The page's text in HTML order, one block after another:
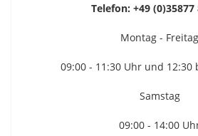
Telefon: +49 (0)35877
Montag - Freitag
09:00 - 11:30 Uhr und 12:30
Samstag
09:00 - 14:00